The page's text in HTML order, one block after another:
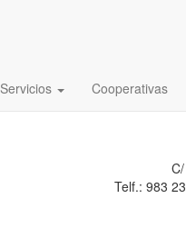
Servicios Cooperativas
Telf.: 983